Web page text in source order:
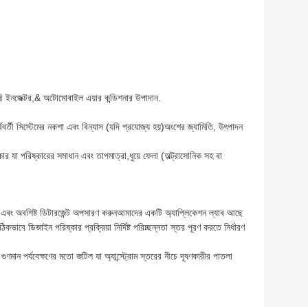
ইনজেক্টর,& অটোমোবাইল এয়ার কন্ডিশনার উপাদান.
সিস্টেমের নকশা এবং বিন্যাস (যদি প্রযোজ্য হয়)অংশের জ্যামিতি, উৎপাদন
পরিষ্কারের সমাধান এবং তাপমাত্রা,ধুয়ে ফেলা (অল্ট্রাসোনিক সহ বা
এবং অবশিষ্ট ডিটারজেন্ট অপসারণ করুনআমাদের একটি অ্যাপ্লিকেশন ল্যাব আছে
ডিজাইন পরিষ্কার প্রক্রিয়া নির্দিষ্ট পরিচ্ছন্নতা স্তর পূরণ করতে নির্ধারণ
পর্যবেক্ষণের মতো জটিল যা অ্যান্স্ট্রোম স্তরের নীচে দূষণকারীর পাতলা